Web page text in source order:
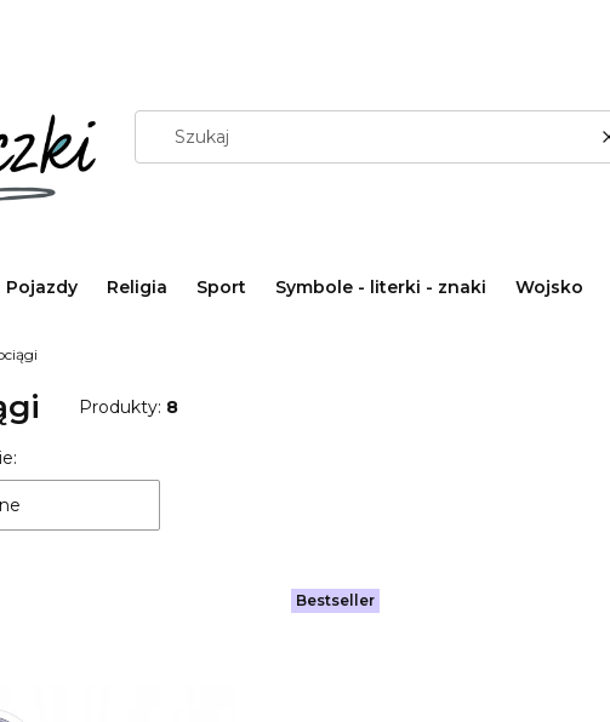
Pojazdy Religia Sport Symbole - literki - znaki Wojsko
Produkty: 8
Bestseller